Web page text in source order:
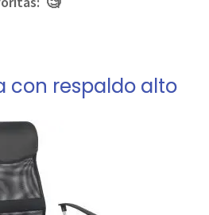
con respaldo alto